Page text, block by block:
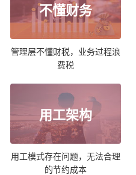
不懂财务
管理层不懂财税，业务过程浪
费税
用工架构
用工模式存在问题，无法合理
的节约成本